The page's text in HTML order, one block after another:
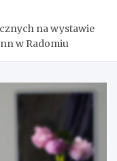
na wystawie
w Radomiu